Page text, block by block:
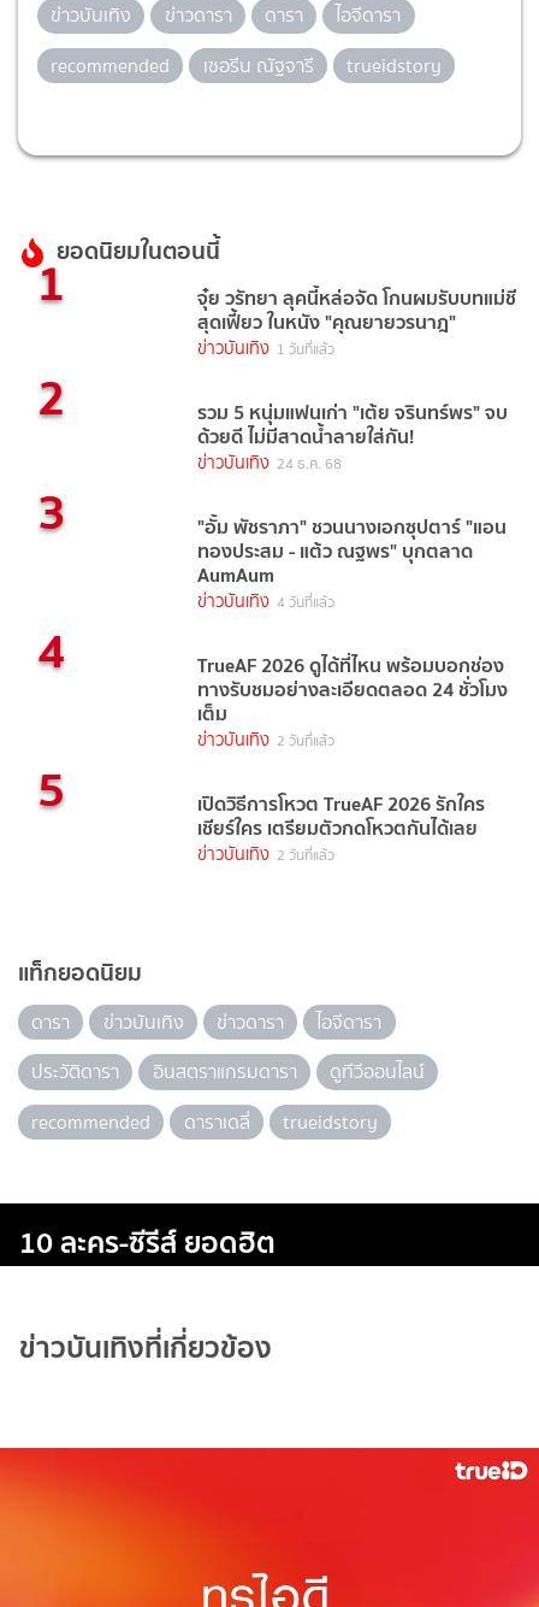
ข่าวบันเทิง ข่าวดารา ดารา
ไอจีดารา
recommended
เชอรีน ณัฐจารี trueidstory
ยอดนิยมในตอนนี้
1 จุ๋ย วรัทยา ลุคนี้หล่อจัด โกนผมรับบทแม่ชี
สุดเฟี้ยว ในหนัง "คุณยายวรนาฎ"
ข่าวบันเทิง 1 วันที่แล้ว
2 รวม 5 หนุ่มแฟนเก่า "เต้ย จรินทร์พร" จบ
ด้วยดี ไม่มีสาดน้ำลายใส่กัน!
ข่าวบันเทิง 24 ธ.ค. 68
3 "อั้ม พัชราภา" ชวนนางเอกซุปตาร์ "แอน
ทองประสม - แต้ว ณฐพร" บุกตลาด
AumAum
ข่าวบันเทิง 4 วันที่แล้ว
4 TrueAF 2026 ดูได้ที่ไหน พร้อมบอกช่อง
ทางรับชมอย่างละเอียดตลอด 24 ชั่วโมง
เต็ม
ข่าวบันเทิง 2 วันที่แล้ว
5 เปิดวิธีการโหวต TrueAF 2026 รักใคร
เชียร์ใคร เตรียมตัวกดโหวตกันได้เลย
ข่าวบันเทิง 2 วันที่แล้ว
แท็กยอดนิยม
ดารา ข่าวบันเทิง ข่าวดารา
ไอจีดารา
ประวัติดารา
อินสตราแกรมดารา
ดูทีวีออนไลน์
recommended
ดาราเดลี่ trueidstory
10 ละคร-ซีรีส์ ยอดฮิต
ข่าวบันเทิงที่เกี่ยวข้อง